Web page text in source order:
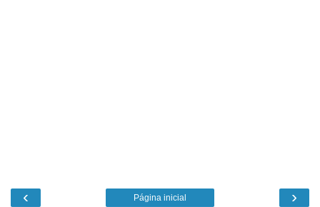
‹ ›
Página inicial